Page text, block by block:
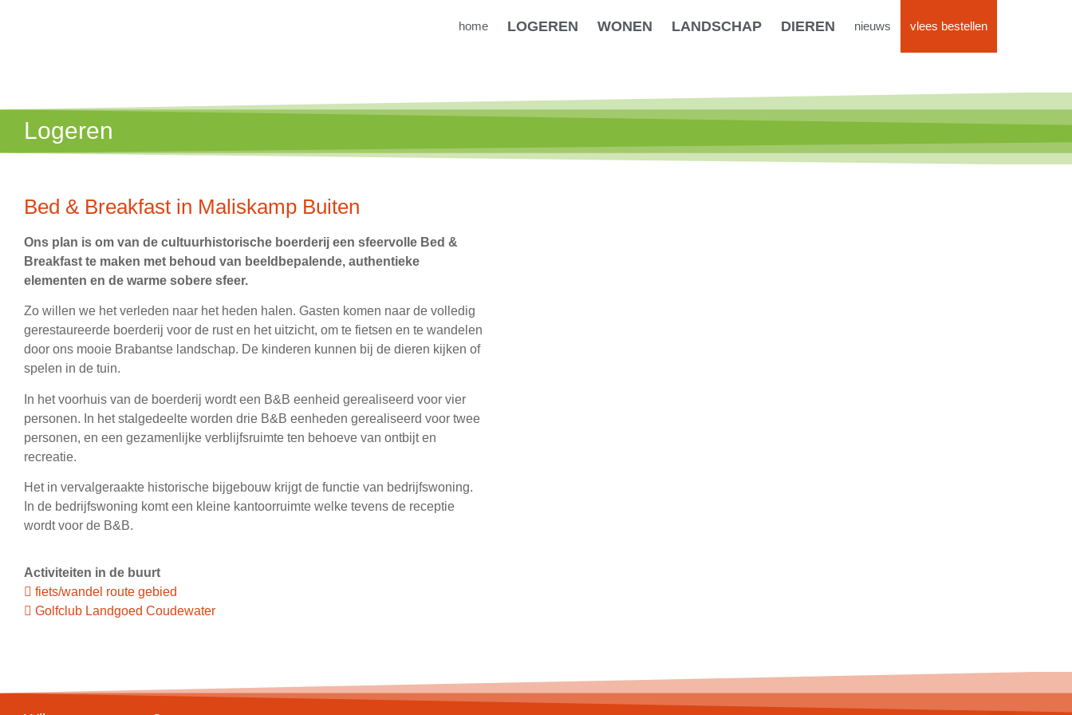
home LOGEREN WONEN LANDSCHAP DIEREN nieuws vlees bestellen
Logeren
Bed & Breakfast in Maliskamp Buiten
Ons plan is om van de cultuurhistorische boerderij een sfeervolle Bed &
Breakfast te maken met behoud van beeldbepalende, authentieke
elementen en de warme sobere sfeer.
Zo willen we het verleden naar het heden halen. Gasten komen naar de volledig
gerestaureerde boerderij voor de rust en het uitzicht, om te fietsen en te wandelen
door ons mooie Brabantse landschap. De kinderen kunnen bij de dieren kijken of
spelen in de tuin.
In het voorhuis van de boerderij wordt een B&B eenheid gerealiseerd voor vier
personen. In het stalgedeelte worden drie B&B eenheden gerealiseerd voor twee
personen, en een gezamenlijke verblijfsruimte ten behoeve van ontbijt en
recreatie.
Het in vervalgeraakte historische bijgebouw krijgt de functie van bedrijfswoning.
In de bedrijfswoning komt een kleine kantoorruimte welke tevens de receptie
wordt voor de B&B.
Activiteiten in de buurt
fiets/wandel route gebied
Golfclub Landgoed Coudewater